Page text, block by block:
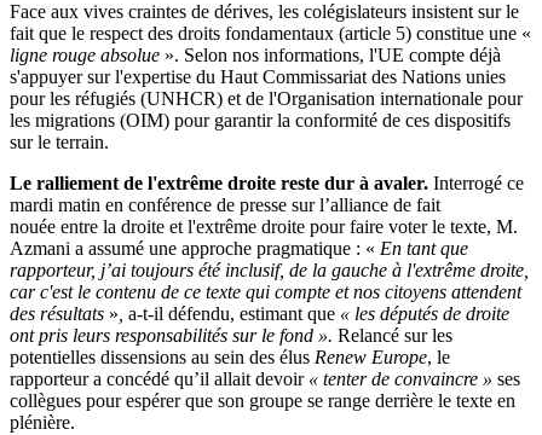
Face aux vives craintes de dérives, les colégislateurs insistent sur le
fait que le respect des droits fondamentaux (article 5) constitue une «
ligne rouge absolue ». Selon nos informations, l'UE compte déjà
s'appuyer sur l'expertise du Haut Commissariat des Nations unies
pour les réfugiés (UNHCR) et de l'Organisation internationale pour
les migrations (OIM) pour garantir la conformité de ces dispositifs
sur le terrain.
Le ralliement de l'extrême droite reste dur à avaler. Interrogé ce
mardi matin en conférence de presse sur l’alliance de fait
nouée entre la droite et l'extrême droite pour faire voter le texte, M.
Azmani a assumé une approche pragmatique : « En tant que
rapporteur, j’ai toujours été inclusif, de la gauche à l'extrême droite,
car c'est le contenu de ce texte qui compte et nos citoyens attendent
des résultats » a-t-il défendu, estimant que « les députés de droite
ont pris leurs responsabilités sur le fond ». Relancé sur les
potentielles dissensions au sein des élus Renew Europe, le
rapporteur a concédé qu’il allait devoir « tenter de convaincre » ses
collègues pour espérer que son groupe se range derrière le texte en
plénière.